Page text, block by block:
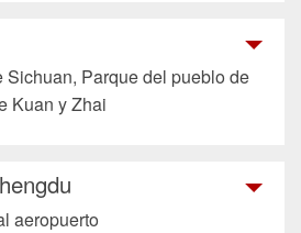
Sichuan, Parque del pueblo de
Kuan y Zhai
aeropuerto